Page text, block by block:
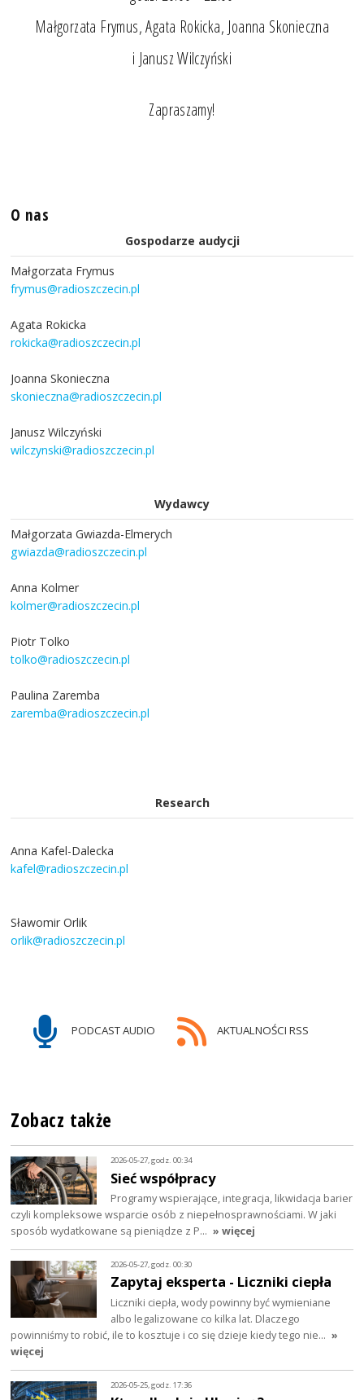
Małgorzata Frymus, Agata Rokicka, Joanna Skonieczna
i Janusz Wilczyński
Zapraszamy!
O nas
Gospodarze audycji
Małgorzata Frymus
frymus@radioszczecin.pl
Agata Rokicka
rokicka@radioszczecin.pl
Joanna Skonieczna
skonieczna@radioszczecin.pl
Janusz Wilczyński
wilczynski@radioszczecin.pl
Wydawcy
Małgorzata Gwiazda-Elmerych
gwiazda@radioszczecin.pl
Anna Kolmer
kolmer@radioszczecin.pl
Piotr Tolko
tolko@radioszczecin.pl
Paulina Zaremba
zaremba@radioszczecin.pl
Research
Anna Kafel-Dalecka
kafel@radioszczecin.pl
Sławomir Orlik
orlik@radioszczecin.pl
PODCAST AUDIO AKTUALNOŚCI RSS
Zobacz także
2026-05-27, godz. 00:34
Sieć współpracy
Programy wspierające, integracja, likwidacja barier
czyli kompleksowe wsparcie osób z niepełnosprawnościami. W jaki
sposób wydatkowane są pieniądze z P… » więcej
2026-05-27, godz. 00:30
Zapytaj eksperta - Liczniki ciepła
Liczniki ciepła, wody powinny być wymieniane
albo legalizowane co kilka lat. Dlaczego
powinniśmy to robić, ile to kosztuje i co się dzieje kiedy tego nie… »
więcej
2026-05-25, godz. 17:36